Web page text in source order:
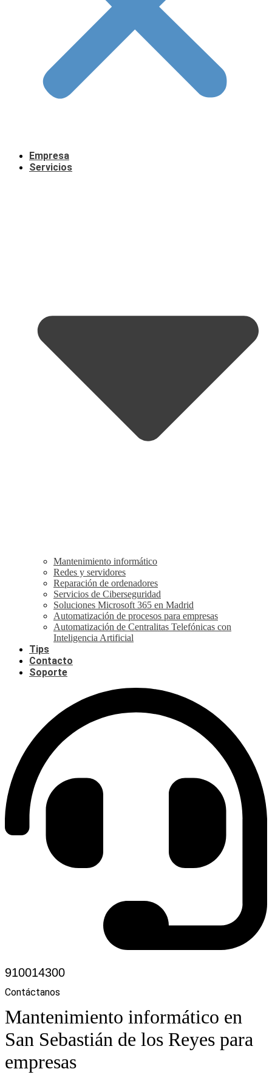
Empresa
Servicios
Mantenimiento informático
Redes y servidores
Reparación de ordenadores
Servicios de Ciberseguridad
Soluciones Microsoft 365 en Madrid
Automatización de procesos para empresas
Automatización de Centralitas Telefónicas con
Inteligencia Artificial
Tips
Contacto
Soporte
910014300
Contáctanos
Mantenimiento informático en
San Sebastián de los Reyes para
empresas